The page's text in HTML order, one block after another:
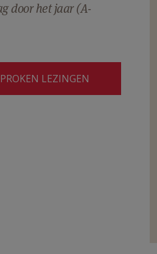
door het jaar (A-
LEZINGEN